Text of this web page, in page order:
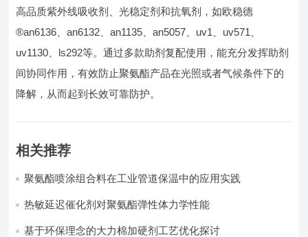
高品质紫外线吸收剂、光稳定剂和抗氧剂，如欧稳德
®an6136、an6132、an1135、an5057、uv1、uv571、
uv1130、ls292等。通过多款助剂复配使用，能充分发挥助剂
间协同作用，有效防止聚氨酯产品在光照或者气候条件下的
降解，从而起到长效可靠防护。
相关推荐
聚氨酯喷涂组合料在工业管道保温中的应用实践
热敏延迟催化剂对聚氨酯弹性体力学性能
基于环保理念的大力棉加硬剂工艺优化探讨